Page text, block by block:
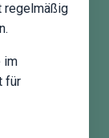
regelmäßig
im
für